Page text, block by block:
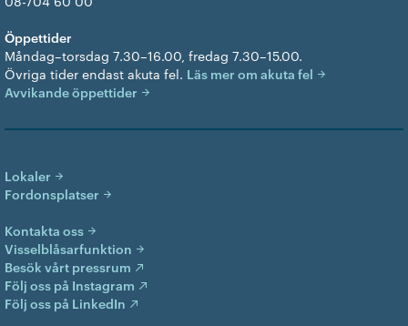
Öppettider
Måndag–torsdag 7.30–16.00, fredag 7.30–15.00.
Övriga tider endast akuta fel. Läs mer om akuta fel
Avvikande öppettider
Lokaler
Fordonsplatser
Kontakta oss
Visselblåsarfunktion
Besök vårt pressrum
Följ oss på Instagram
Följ oss på LinkedIn